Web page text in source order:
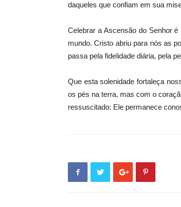
daqueles que confiam em sua
Celebrar a Ascensão do Senhor
mundo. Cristo abriu para nós as
passa pela fidelidade diária, pela
Que esta solenidade fortaleça
os pés na terra, mas com o
ressuscitado: Ele permanece